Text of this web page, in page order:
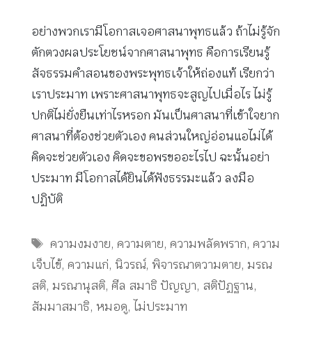
อย่างพวกเรามีโอกาสเจอศาสนาพุทธแล้ว ถ้าไม่รู้จัก
ตักตวงผลประโยชน์จากศาสนาพุทธ คือการเรียนรู้
สัจธรรมคำสอนของพระพุทธเจ้าให้ถ่องแท้ เรียกว่า
เราประมาท เพราะศาสนาพุทธจะสูญไปเมื่อไร ไม่รู้
ปกติไม่ยั่งยืนเท่าไรหรอก มันเป็นศาสนาที่เข้าใจยาก
ศาสนาที่ต้องช่วยตัวเอง คนส่วนใหญ่อ่อนแอไม่ได้
คิดจะช่วยตัวเอง คิดจะขอพรขออะไรไป ฉะนั้นอย่า
ประมาท มีโอกาสได้ยินได้ฟังธรรมะแล้ว ลงมือ
ปฏิบัติ
Tags
ความงมงาย,ความตาย,ความพลัดพราก,ความ
เจ็บไข้, ความแก่, นิวรณ์, พิจารณาตวามตาย, มรณ
สติ, มรณานุสติ, ศีล สมาธิ ปัญญา, สติปัฏฐาน,
สัมมาสมาธิ, หมอดู, ไม่ประมาท